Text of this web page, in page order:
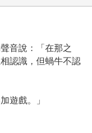
音說：「在那之
認識，但蝸牛不認
遊戲。」